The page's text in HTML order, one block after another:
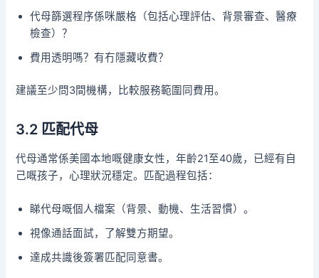
代母篩選程序係咪嚴格（包括心理評估、背景審查、醫療
檢查）？
費用透明嗎？有冇隱藏收費？
建議至少問3間機構，比較服務範圍同費用。
3.2 匹配代母
代母通常係美國本地嘅健康女性，年齡21至40歲，已經有自
己嘅孩子，心理狀況穩定。匹配過程包括：
睇代母嘅個人檔案（背景、動機、生活習慣）。
視像通話面試，了解雙方期望。
達成共識後簽署匹配同意書。